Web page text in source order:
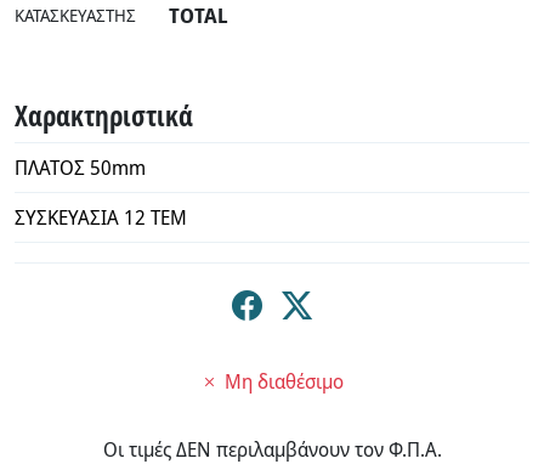
ΚΑΤΑΣΚΕΥΑΣΤΉΣ TOTAL
Χαρακτηριστικά
ΠΛΑΤΟΣ 50mm
ΣΥΣΚΕΥΑΣΙΑ 12 ΤΕΜ
Μη διαθέσιμο
Οι τιμές ΔΕΝ περιλαμβάνουν τον Φ.Π.Α.